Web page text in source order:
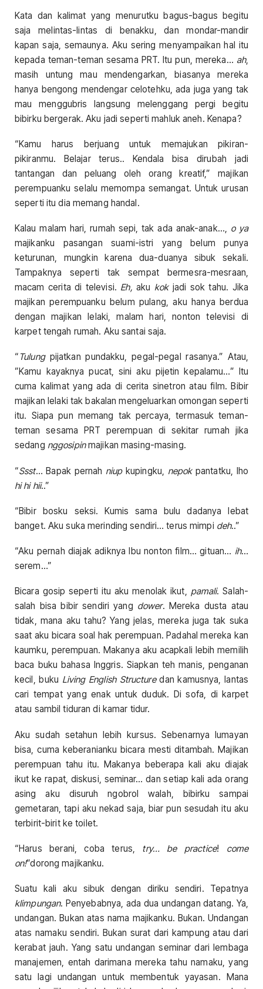
Kata dan kalimat yang menurutku bagus-bagus begitu
saja melintas-lintas di benakku, dan mondar-mandir
kapan saja, semaunya. Aku sering menyampaikan hal itu
kepada teman-teman sesama PRT. Itu pun, mereka… ah,
masih untung mau mendengarkan, biasanya mereka
hanya bengong mendengar celotehku, ada juga yang tak
mau menggubris langsung melenggang pergi begitu
bibirku bergerak. Aku jadi seperti mahluk aneh. Kenapa?
“Kamu harus berjuang untuk memajukan pikiran-
pikiranmu. Belajar terus.. Kendala bisa dirubah jadi
tantangan dan peluang oleh orang kreatif,” majikan
perempuanku selalu memompa semangat. Untuk urusan
seperti itu dia memang handal.
Kalau malam hari, rumah sepi, tak ada anak-anak…, o ya
majikanku pasangan suami-istri yang belum punya
keturunan, mungkin karena dua-duanya sibuk sekali.
Tampaknya seperti tak sempat bermesra-mesraan,
macam cerita di televisi. Eh, aku kokjadi sok tahu. Jika
majikan perempuanku belum pulang, aku hanya berdua
dengan majikan lelaki, malam hari, nonton televisi di
karpet tengah rumah. Aku santai saja.
“ Tulungpijatkan pundakku, pegal-pegal rasanya.” Atau,
”Kamu kayaknya pucat, sini aku pijetin kepalamu…” Itu
cuma kalimat yang ada di cerita sinetron atau film. Bibir
majikan lelaki tak bakalan mengeluarkan omongan seperti
itu. Siapa pun memang tak percaya, termasuk teman-
teman sesama PRT perempuan di sekitar rumah jika
sedang nggosipinmajikan masing-masing.
“Ssst… Bapak pernah niupkupingku, nepokpantatku, lho
hi hi hii..”
“Bibir bosku seksi. Kumis sama bulu dadanya lebat
banget. Aku suka merinding sendiri… terus mimpi deh..”
“Aku pernah diajak adiknya Ibu nonton film… gituan… ih…
serem…”
Bicara gosip seperti itu aku menolak ikut, pamali. Salah-
salah bisa bibir sendiri yang dower. Mereka dusta atau
tidak, mana aku tahu? Yang jelas, mereka juga tak suka
saat aku bicara soal hak perempuan. Padahal mereka kan
kaumku, perempuan. Makanya aku acapkali lebih memilih
baca buku bahasa Inggris. Siapkan teh manis, penganan
kecil, buku Living English Structuredan kamusnya, lantas
cari tempat yang enak untuk duduk. Di sofa, di karpet
atau sambil tiduran di kamar tidur.
Aku sudah setahun lebih kursus. Sebenarnya lumayan
bisa, cuma keberanianku bicara mesti ditambah. Majikan
perempuan tahu itu. Makanya beberapa kali aku diajak
ikut ke rapat, diskusi, seminar… dan setiap kali ada orang
asing aku disuruh ngobrol walah, bibirku sampai
gemetaran, tapi aku nekad saja, biar pun sesudah itu aku
terbirit-birit ke toilet.
“Harus berani, coba terus, try… be practice! come
on!”dorong majikanku.
Suatu kali aku sibuk dengan diriku sendiri. Tepatnya
klimpungan. Penyebabnya, ada dua undangan datang. Ya,
undangan. Bukan atas nama majikanku. Bukan. Undangan
atas namaku sendiri. Bukan surat dari kampung atau dari
kerabat jauh. Yang satu undangan seminar dari lembaga
manajemen, entah darimana mereka tahu namaku, yang
satu lagi undangan untuk membentuk yayasan. Mana